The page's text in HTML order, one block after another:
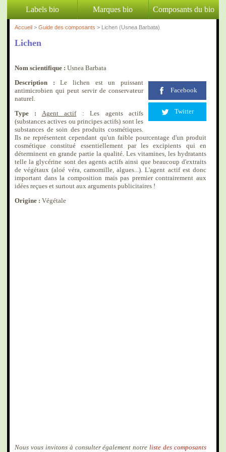
Labels bio Marques bio Composants du bio
Accueil > Guide des composants > Lichen (Usnea Barbata)
Lichen
Nom scientifique : Usnea Barbata
Facebook
Twitter
Description : Le lichen est un puissant
antimicrobien qui peut servir de conservateur
naturel.
Type :
Agent actif: Les agents actifs
(substances actives ou principes actifs) sont les
substances de soin des produits cosmétiques.
Ils ne représentent cependant qu'un faible pourcentage d'un produit
cosmétique constitué essentiellement par les excipients qui en
déterminent en grande partie la qualité. Les vitamines, les hydratants
telle la glycérine sont des agents actifs ainsi que beaucoup d'extraits
de végétaux (aloé véra, camomille, algues...). L'agent actif est donc
important dans la composition mais pas premier contrairement aux
idées reçues et surtout aux arguments publicitaires !
Origine : Végétale
Nous vous invitons à consulter également notreliste des composants